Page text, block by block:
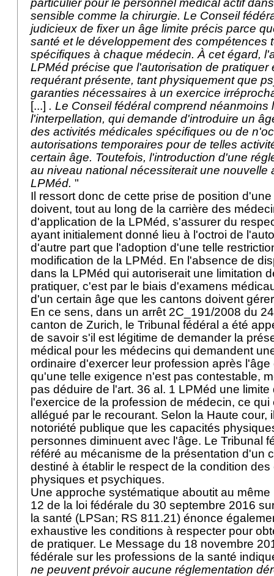
particulier pour le personnel médical actif
sensible comme la chirurgie. Le Conseil
judicieux de fixer un âge limite précis parce
santé et le développement des compétences
spécifiques à chaque médecin. À cet égard,
LPMéd précise que l'autorisation de pratiquer
requérant présente, tant physiquement que
garanties nécessaires à un exercice
[...] . Le Conseil fédéral comprend néanmoins
l'interpellation, qui demande d'introduire un
des activités médicales spécifiques ou de
autorisations temporaires pour de telles
certain âge. Toutefois, l'introduction d'une
au niveau national nécessiterait une nouvelle
LPMéd. "
Il ressort donc de cette prise de position
doivent, tout au long de la carrière des
d'application de la LPMéd, s'assurer du
ayant initialement donné lieu à l'octroi de
d'autre part que l'adoption d'une telle
modification de la LPMéd. En l'absence de
dans la LPMéd qui autoriserait une limitation
pratiquer, c'est par le biais d'examens
d'un certain âge que les cantons doivent
En ce sens, dans un arrêt 2C_191/2008 du
canton de Zurich, le Tribunal fédéral a été
de savoir s'il est légitime de demander la
médical pour les médecins qui demandent
ordinaire d'exercer leur profession après
qu'une telle exigence n'est pas contestable,
pas déduire de l'art. 36 al. 1 LPMéd une limite
l'exercice de la profession de médecin, ce
allégué par le recourant. Selon la Haute cour,
notoriété publique que les capacités
personnes diminuent avec l'âge. Le Tribunal
référé au mécanisme de la présentation d'un
destiné à établir le respect de la condition
physiques et psychiques.
Une approche systématique aboutit au même
12 de la loi fédérale du 30 septembre 2016
la santé (LPSan; RS 811.21) énonce
exhaustive les conditions à respecter pour
de pratiquer. Le Message du 18 novembre
fédérale sur les professions de la santé
ne peuvent prévoir aucune réglementation